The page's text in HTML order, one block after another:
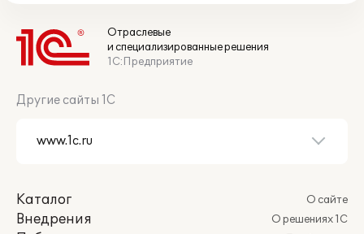
Отраслевые
и специализированные решения
1С:Предприятие
Другие сайты 1С
Каталог
Внедрения
О сайте
О решениях 1С